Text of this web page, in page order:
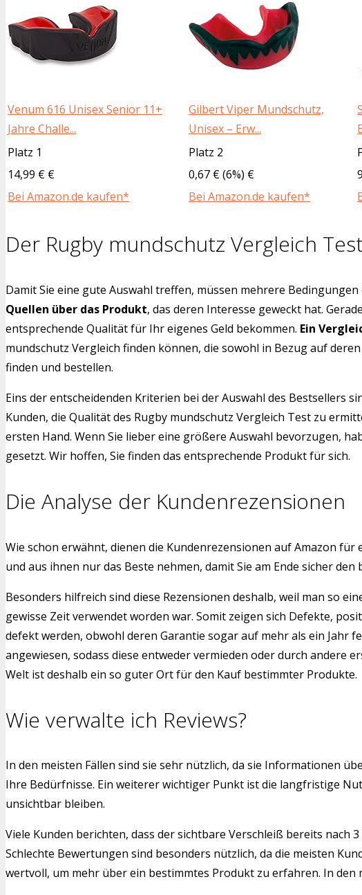
Venum 616 Unisex Senior 11+
Jahre Challe...
Gilbert Viper Mundschutz,
Unisex – Erw...
Platz 1
Platz 2
14,99 € €
0,67 € (6%) €
Bei Amazon.de kaufen*
Bei Amazon.de kaufen*
Der Rugby mundschutz Vergleich Test
Damit Sie eine gute Auswahl treffen, müssen mehrere
Quellen über das Produkt, das deren Interesse geweckt hat.
entsprechende Qualität für Ihr eigenes Geld bekommen. Ein
mundschutz Vergleich finden können, die sowohl in Bezug auf
finden und bestellen.
Eins der entscheidenden Kriterien bei der Auswahl des Bestsellers
Kunden, die Qualität des Rugby mundschutz Vergleich Test zu
ersten Hand. Wenn Sie lieber eine größere Auswahl bevorzugen,
gesetzt. Wir hoffen, Sie finden das entsprechende Produkt für sich.
Die Analyse der Kundenrezensionen
Wie schon erwähnt, dienen die Kundenrezensionen auf Amazon
und aus ihnen nur das Beste nehmen, damit Sie am Ende sicher
Besonders hilfreich sind diese Rezensionen deshalb, weil man so
gewisse Zeit verwendet worden war. Somit zeigen sich Defekte,
defekt werden, obwohl deren Garantie sogar auf mehr als ein Jahr
angewiesen, sodass diese entweder vermieden oder durch andere
Welt ist deshalb ein so guter Ort für den Kauf bestimmter Produkte.
Wie verwalte ich Reviews?
In den meisten Fällen sind sie sehr nützlich, da sie Informationen
Ihre Bedürfnisse. Ein weiterer wichtiger Punkt ist die langfristige
unsichtbar bleiben.
Viele Kunden berichten, dass der sichtbare Verschleiß bereits
Schlechte Bewertungen sind besonders nützlich, da die meisten
wertvoll, um mehr über ein bestimmtes Produkt zu erfahren. In